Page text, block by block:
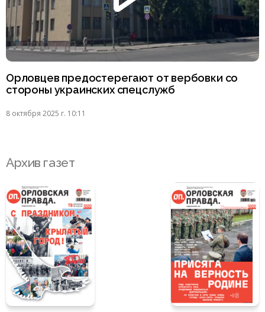
Орловцев предостерегают от вербовки со
стороны украинских спецслужб
8 октября 2025 г. 10:11
Архив газет